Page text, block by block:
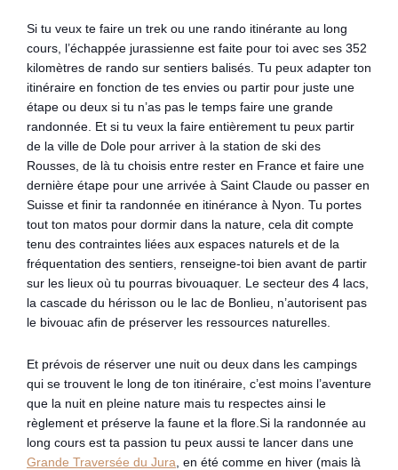
Si tu veux te faire un trek ou une rando itinérante au long
cours, l’échappée jurassienne est faite pour toi avec ses 352
kilomètres de rando sur sentiers balisés. Tu peux adapter ton
itinéraire en fonction de tes envies ou partir pour juste une
étape ou deux si tu n’as pas le temps faire une grande
randonnée. Et si tu veux la faire entièrement tu peux partir
de la ville de Dole pour arriver à la station de ski des
Rousses, de là tu choisis entre rester en France et faire une
dernière étape pour une arrivée à Saint Claude ou passer en
Suisse et finir ta randonnée en itinérance à Nyon. Tu portes
tout ton matos pour dormir dans la nature, cela dit compte
tenu des contraintes liées aux espaces naturels et de la
fréquentation des sentiers, renseigne-toi bien avant de partir
sur les lieux où tu pourras bivouaquer. Le secteur des 4 lacs,
la cascade du hérisson ou le lac de Bonlieu, n’autorisent pas
le bivouac afin de préserver les ressources naturelles.
Et prévois de réserver une nuit ou deux dans les campings
qui se trouvent le long de ton itinéraire, c’est moins l’aventure
que la nuit en pleine nature mais tu respectes ainsi le
règlement et préserve la faune et la flore.Si la randonnée au
long cours est ta passion tu peux aussi te lancer dans une
Grande Traversée du Jura , en été comme en hiver (mais là